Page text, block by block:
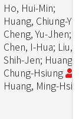
Ho, Hui-Min;
Huang, Chiung-Yi;
Cheng, Yu-Jhen;
Chen, I-Hua; Liu,
Shih-Jen; Huang,
Chung-Hsiung
Huang, Ming-Hsi